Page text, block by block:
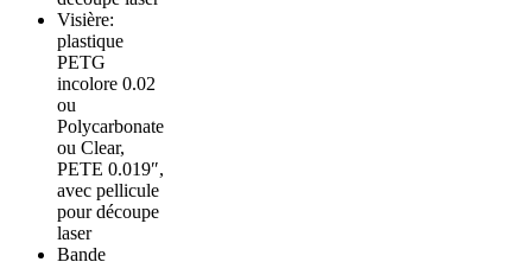
Visière:
plastique
PETG
incolore 0.02
ou
Polycarbonate
ou Clear,
PETE 0.019″,
avec pellicule
pour découpe
laser
Bande